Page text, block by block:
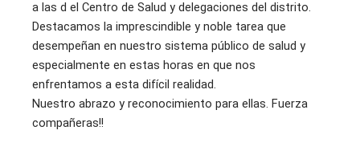
a las d el Centro de Salud y delegaciones del distrito.
Destacamos la imprescindible y noble tarea que
desempeñan en nuestro sistema público de salud y
especialmente en estas horas en que nos
enfrentamos a esta difícil realidad.
Nuestro abrazo y reconocimiento para ellas. Fuerza
compañeras!!